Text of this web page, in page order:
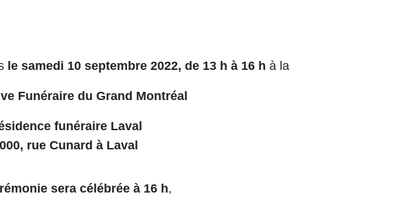
le samedi 10 septembre 2022, de 13 h à 16 h à la
Funéraire du Grand Montréal
funéraire Laval
rue Cunard à Laval
sera célébrée à 16 h,